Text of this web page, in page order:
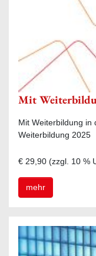
Mit
Mit Weiterbildung in
Weiterbildung 2025
€ 29,90 (zzgl. 10 %
mehr